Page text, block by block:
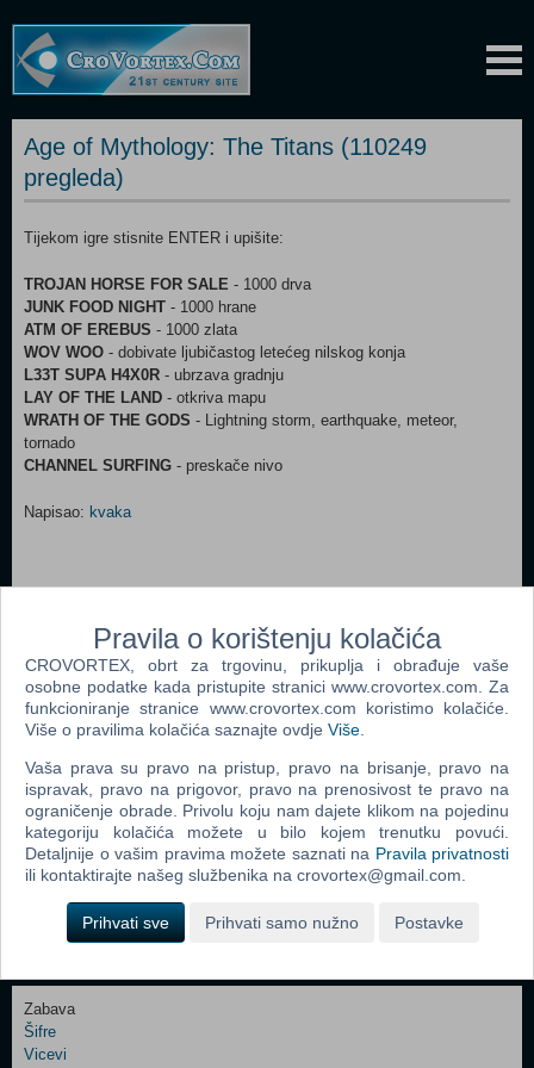
Age of Mythology: The Titans (110249
pregleda)
Tijekom igre stisnite ENTER i upišite:
TROJAN HORSE FOR SALE - 1000 drva
JUNK FOOD NIGHT - 1000 hrane
ATM OF EREBUS - 1000 zlata
WOV WOO - dobivate ljubičastog letećeg nilskog konja
L33T SUPA H4X0R - ubrzava gradnju
LAY OF THE LAND - otkriva mapu
WRATH OF THE GODS - Lightning storm, earthquake, meteor,
tornado
CHANNEL SURFING - preskače nivo
Napisao: kvaka
Webshop newsletter
Ime i prezime
Vaš email
Control
Field
Newsletter
Control
Odjava
Zabava
Šifre
Vicevi
Pravila o korištenju kolačića
CROVORTEX, obrt za trgovinu, prikuplja i obrađuje vaše
osobne podatke kada pristupite stranici www.crovortex.com. Za
funkcioniranje stranice www.crovortex.com koristimo kolačiće.
Više o pravilima kolačića saznajte ovdje Više
Vaša prava su pravo na pristup, pravo na brisanje, pravo na
ispravak, pravo na prigovor, pravo na prenosivost te pravo na
ograničenje obrade. Privolu koju nam dajete klikom na pojedinu
kategoriju kolačića možete u bilo kojem trenutku povući.
Detaljnije o vašim pravima možete saznati na Pravila privatnosti
ili kontaktirajte našeg službenika na crovortex@gmail.com.
Prihvati sve Prihvati samo nužno Postavke